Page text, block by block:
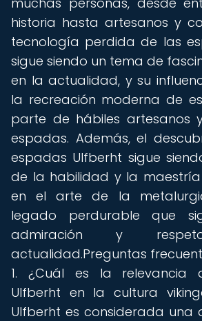
historia hasta artesanos y
tecnología perdida de las
sigue siendo un tema de
en la actualidad, y su
la recreación moderna de
parte de hábiles artesanos
espadas. Además, el
espadas Ulfberht sigue
de la habilidad y la maestría
en el arte de la
legado perdurable que
admiración y
actualidad.Preguntas
1. ¿Cuál es la relevancia
Ulfberht en la cultura
Ulfberht es considerada una